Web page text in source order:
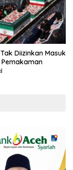
Diizinkan Masuk